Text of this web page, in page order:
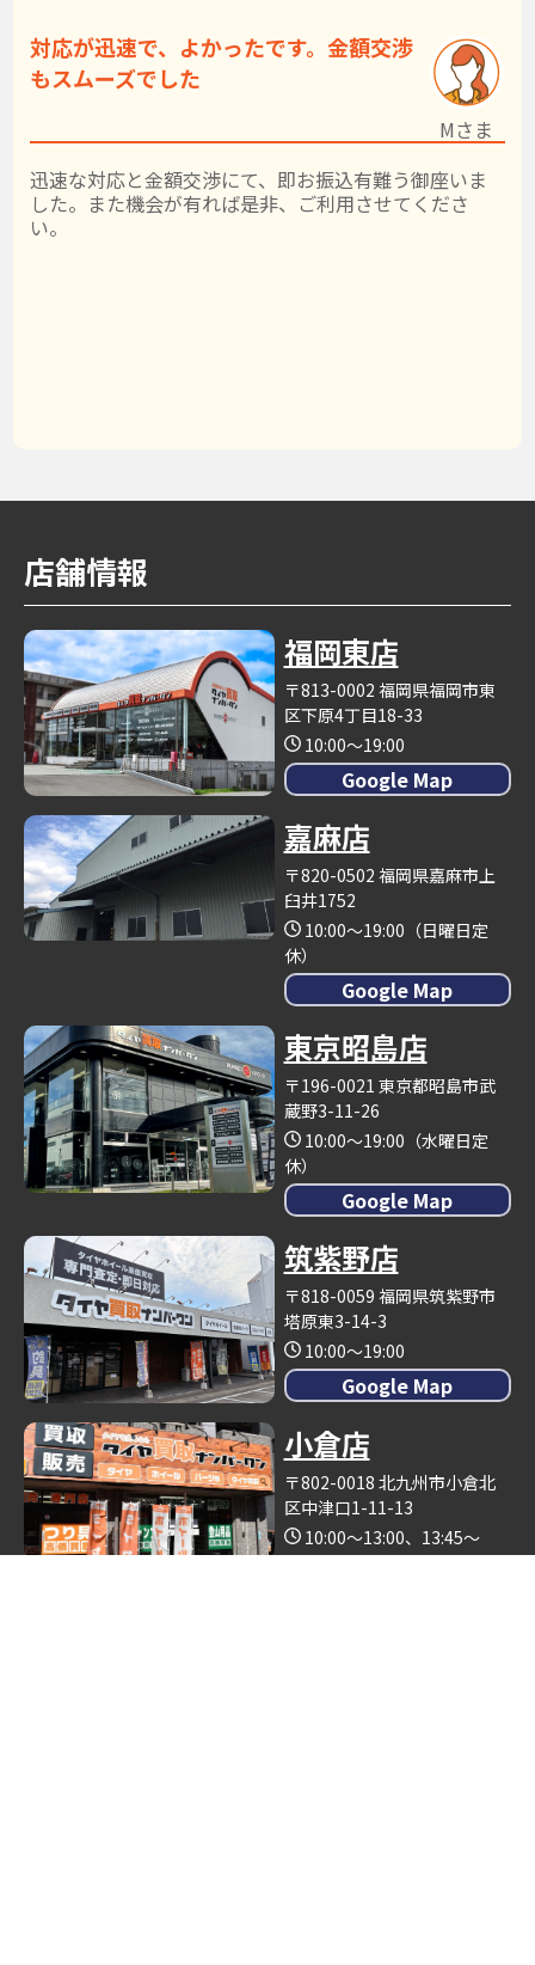
対応が迅速で、よかったです。金額交渉
もスムーズでした
迅速な対応と金額交渉にて、即お振込有難う御座いま
した。また機会が有れば是非、ご利用させてくださ
い。
Mさま
店舗情報
福岡東店
〒813-0002 福岡県福岡市東
区下原4丁目18-33
10:00～19:00
Google Map
嘉麻店
〒820-0502 福岡県嘉麻市上
臼井1752
10:00～19:00（日曜日定
休）
Google Map
東京昭島店
〒196-0021 東京都昭島市武
蔵野3-11-26
10:00～19:00（水曜日定
休）
Google Map
筑紫野店
〒818-0059 福岡県筑紫野市
塔原東3-14-3
10:00～19:00
Google Map
小倉店
〒802-0018 北九州市小倉北
区中津口1-11-13
10:00～13:00、13:45～
19:00（木曜日定休）